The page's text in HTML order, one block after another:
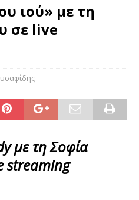
ιού» με τη
σε live
με τη Σοφία
streaming